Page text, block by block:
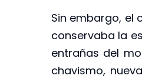
Sin embargo, el
conservaba la
entrañas del
chavismo,